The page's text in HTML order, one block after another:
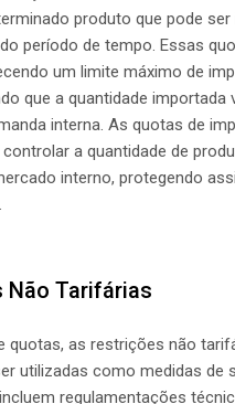
produto que pode
período de tempo. Essas
um limite máximo de
que a quantidade importada
interna. As quotas de
a quantidade de
interno, protegendo
Não Tarifárias
quotas, as restrições não
utilizadas como medidas de
regulamentações